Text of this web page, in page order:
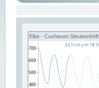
Elbe - Cuxhaven Steubenhöft